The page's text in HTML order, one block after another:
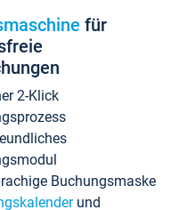
für
2-Klick
Buchungsmaske
und